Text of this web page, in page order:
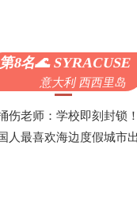
第8名🌊 SYRACUSE
意大利 西西里岛